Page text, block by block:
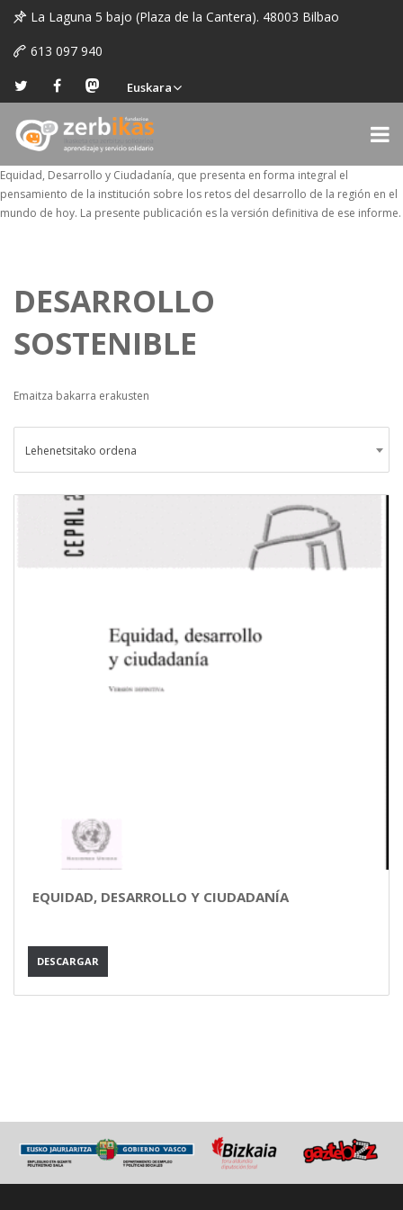
La Laguna 5 bajo (Plaza de la Cantera). 48003 Bilbao
613 097 940
Euskara
Equidad, Desarrollo y Ciudadanía, que presenta en forma integral el
pensamiento de la institución sobre los retos del desarrollo de la región en el
mundo de hoy. La presente publicación es la versión definitiva de ese informe.
DESARROLLO
SOSTENIBLE
Emaitza bakarra erakusten
Lehenetsitako ordena
EQUIDAD, DESARROLLO Y CIUDADANÍA
DESCARGAR